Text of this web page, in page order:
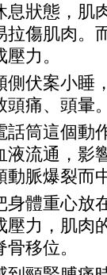
息狀態，肌
拉傷肌肉。
力。
側伏案小睡
頭痛、頭暈
話筒這個動
液流通，影
動脈爆裂而
身體重心放
壓力，肌肉
移位。